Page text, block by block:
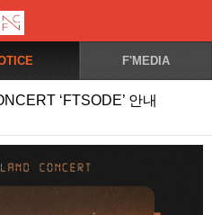
F'MEDIA
‘FTSODE’ 안내